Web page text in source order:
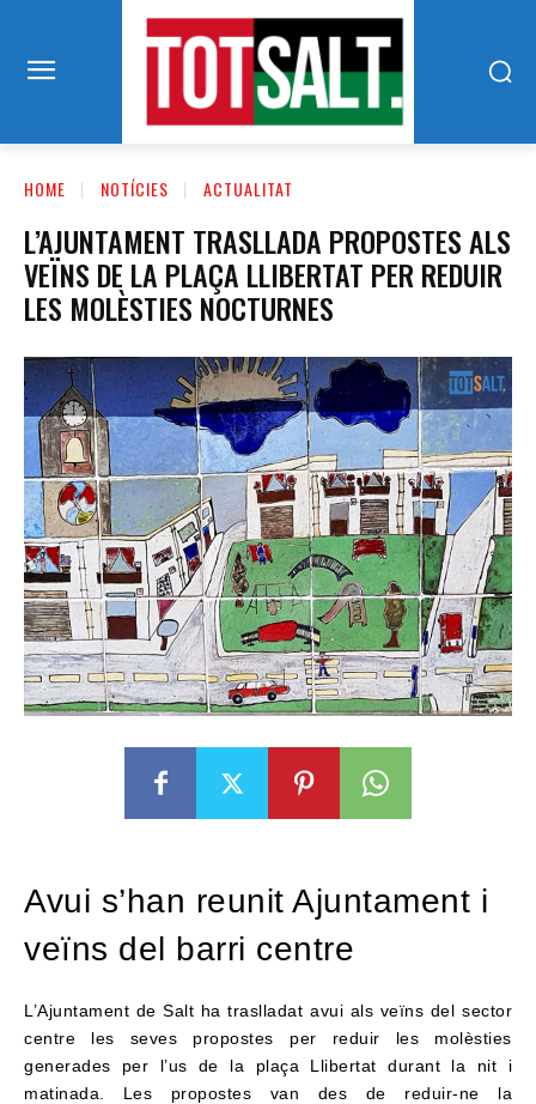
HOME NOTÍCIES ACTUALITAT
L’AJUNTAMENT TRASLLADA PROPOSTES ALS
VEÏNS DE LA PLAÇA LLIBERTAT PER REDUIR
LES MOLÈSTIES NOCTURNES
Avui s’han reunit Ajuntament i
veïns del barri centre
L’Ajuntament de Salt ha traslladat avui als veïns del sector
centre les seves propostes per reduir les molèsties
generades per l’us de la plaça Llibertat durant la nit i
matinada. Les propostes van des de reduir-ne la